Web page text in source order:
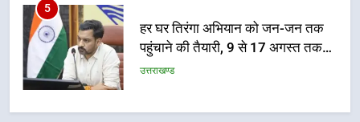
5
हर घर तिरंगा अभियान को जन-जन तक
पहुंचाने की तैयारी, 9 से 17 अगस्त तक
होंगे देशभक्ति के विविध कार्यक्रम
उत्तराखण्ड
6